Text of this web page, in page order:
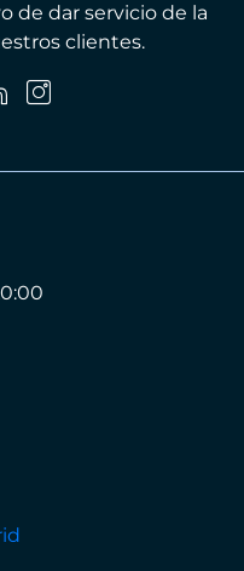
de dar servicio de la
clientes.